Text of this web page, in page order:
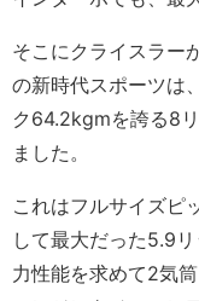
そこにクライスラー
の新時代スポーツは
ク64.2kgmを誇る8
ました。
これはフルサイズピ
して最大だった5.9
力性能を求めて2気